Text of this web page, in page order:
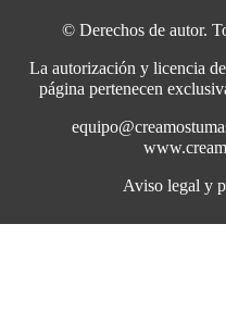
© Derechos de autor.
La autorización y licencia
página pertenecen
Aviso legal y